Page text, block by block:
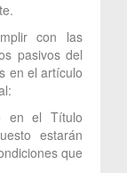
con las
pasivos del
en el artículo
en el Título
estarán
que